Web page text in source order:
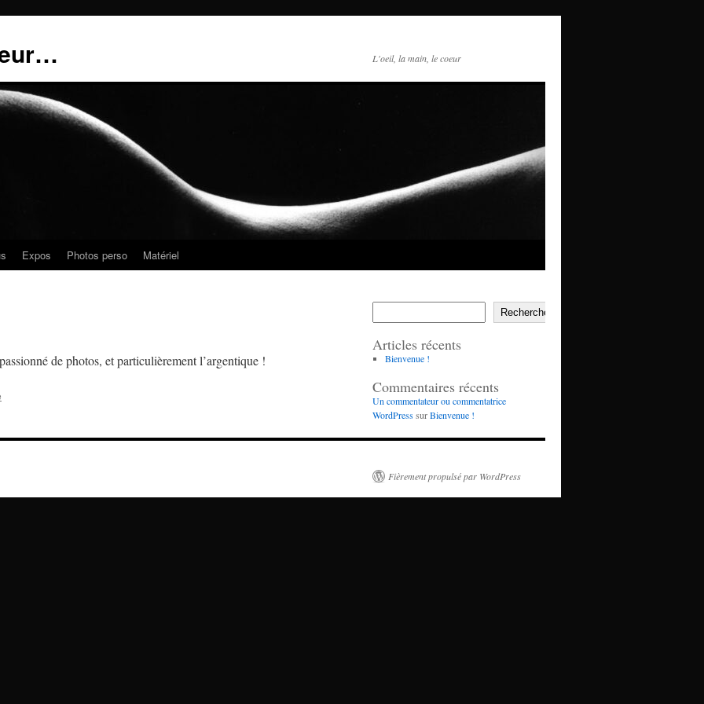
L'oeil, la main, le coeur
Expos Photos perso Matériel
de photos, et particulièrement l’argentique !
Rechercher
Articles récents
Bienvenue !
Commentaires récents
Un commentateur ou commentatrice
WordPresssurBienvenue !
Fièrement propulsé par WordPress